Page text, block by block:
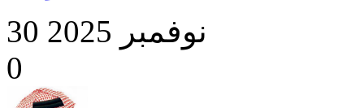
30 نوفمبر 2025
0